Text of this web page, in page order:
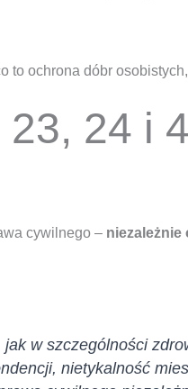
24 i
cywilnego –
jak w szczególności
nietykalność